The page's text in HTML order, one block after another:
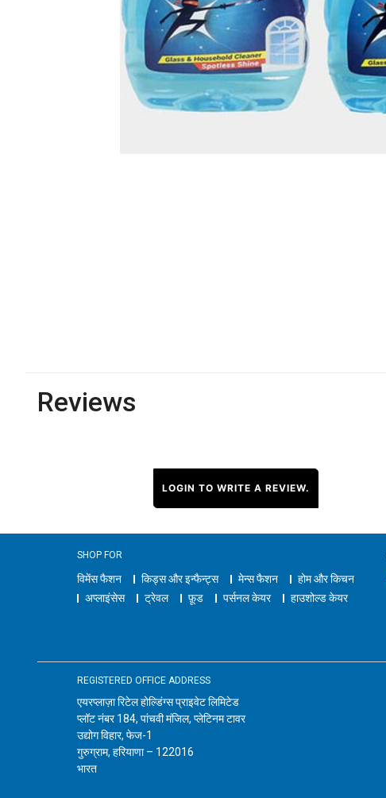
Reviews
LOGIN TO WRITE A REVIEW.
SHOP FOR
विमेंस फैशन किड्स और इन्फैन्ट्स मेन्स फैशन
होम और किचन
अप्लाइंसेस
ट्रेवल फ़ूड पर्सनल केयर हाउशोल्ड केयर
REGISTERED OFFICE ADDRESS
एयरप्लाज़ा रिटेल होल्डिंग्स प्राइवेट लिमिटेड
प्लॉट नंबर 184, पांचवी मंजिल, प्लेटिनम टावर
उद्योग विहार, फेज-1
गुरुग्राम, हरियाणा – 122016
भारत